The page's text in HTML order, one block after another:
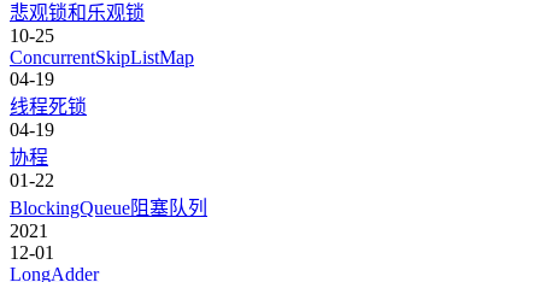
悲观锁和乐观锁
10-25
ConcurrentSkipListMap
04-19
线程死锁
04-19
协程
01-22
BlockingQueue阻塞队列
2021
12-01
LongAdder